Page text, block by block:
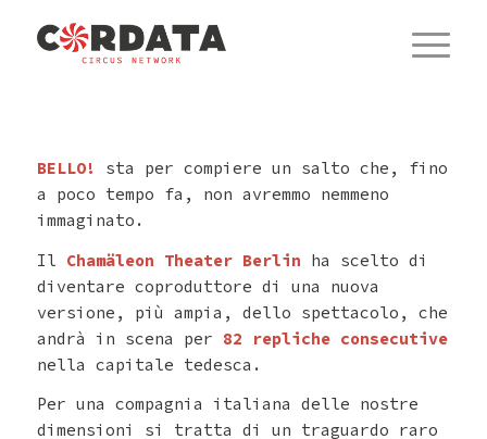
BELLO!
sta per compiere un salto che, fino
a poco tempo fa, non avremmo nemmeno
immaginato.
Il Chamäleon Theater Berlin ha scelto di
diventare coproduttore di una nuova
versione, più ampia, dello spettacolo, che
andrà in scena per 82 repliche consecutive
nella capitale tedesca.
Per una compagnia italiana delle nostre
dimensioni si tratta di un traguardo raro